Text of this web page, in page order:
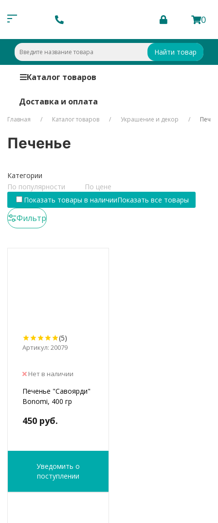
0
Найти товар
Каталог товаров
Доставка и оплата
Главная Каталог товаров Украшение и декор
Печенье
Категории
По популярности
По цене
Показать товары в наличииПоказать все товары
Фильтр
(5)
Артикул: 20079
Нет в наличии
Печенье "Савоярди"
Bonomi, 400 гр
450 руб.
Уведомить о
поступлении